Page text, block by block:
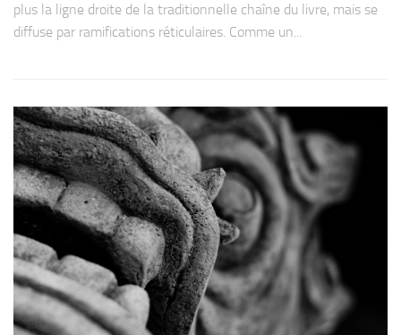
plus la ligne droite de la tra­di­tion­nelle chaîne du livre, mais se
dif­fuse par rami­fi­ca­tions réti­cu­laires. Comme un...